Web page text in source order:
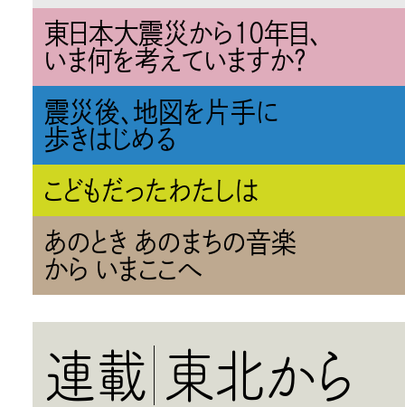
東日本大震災から10年目、
いま何を考えていますか？
震災後、地図を片手に
歩きはじめる
こどもだったわたしは
あのとき あのまちの音楽
から いまここへ
連載 東北から